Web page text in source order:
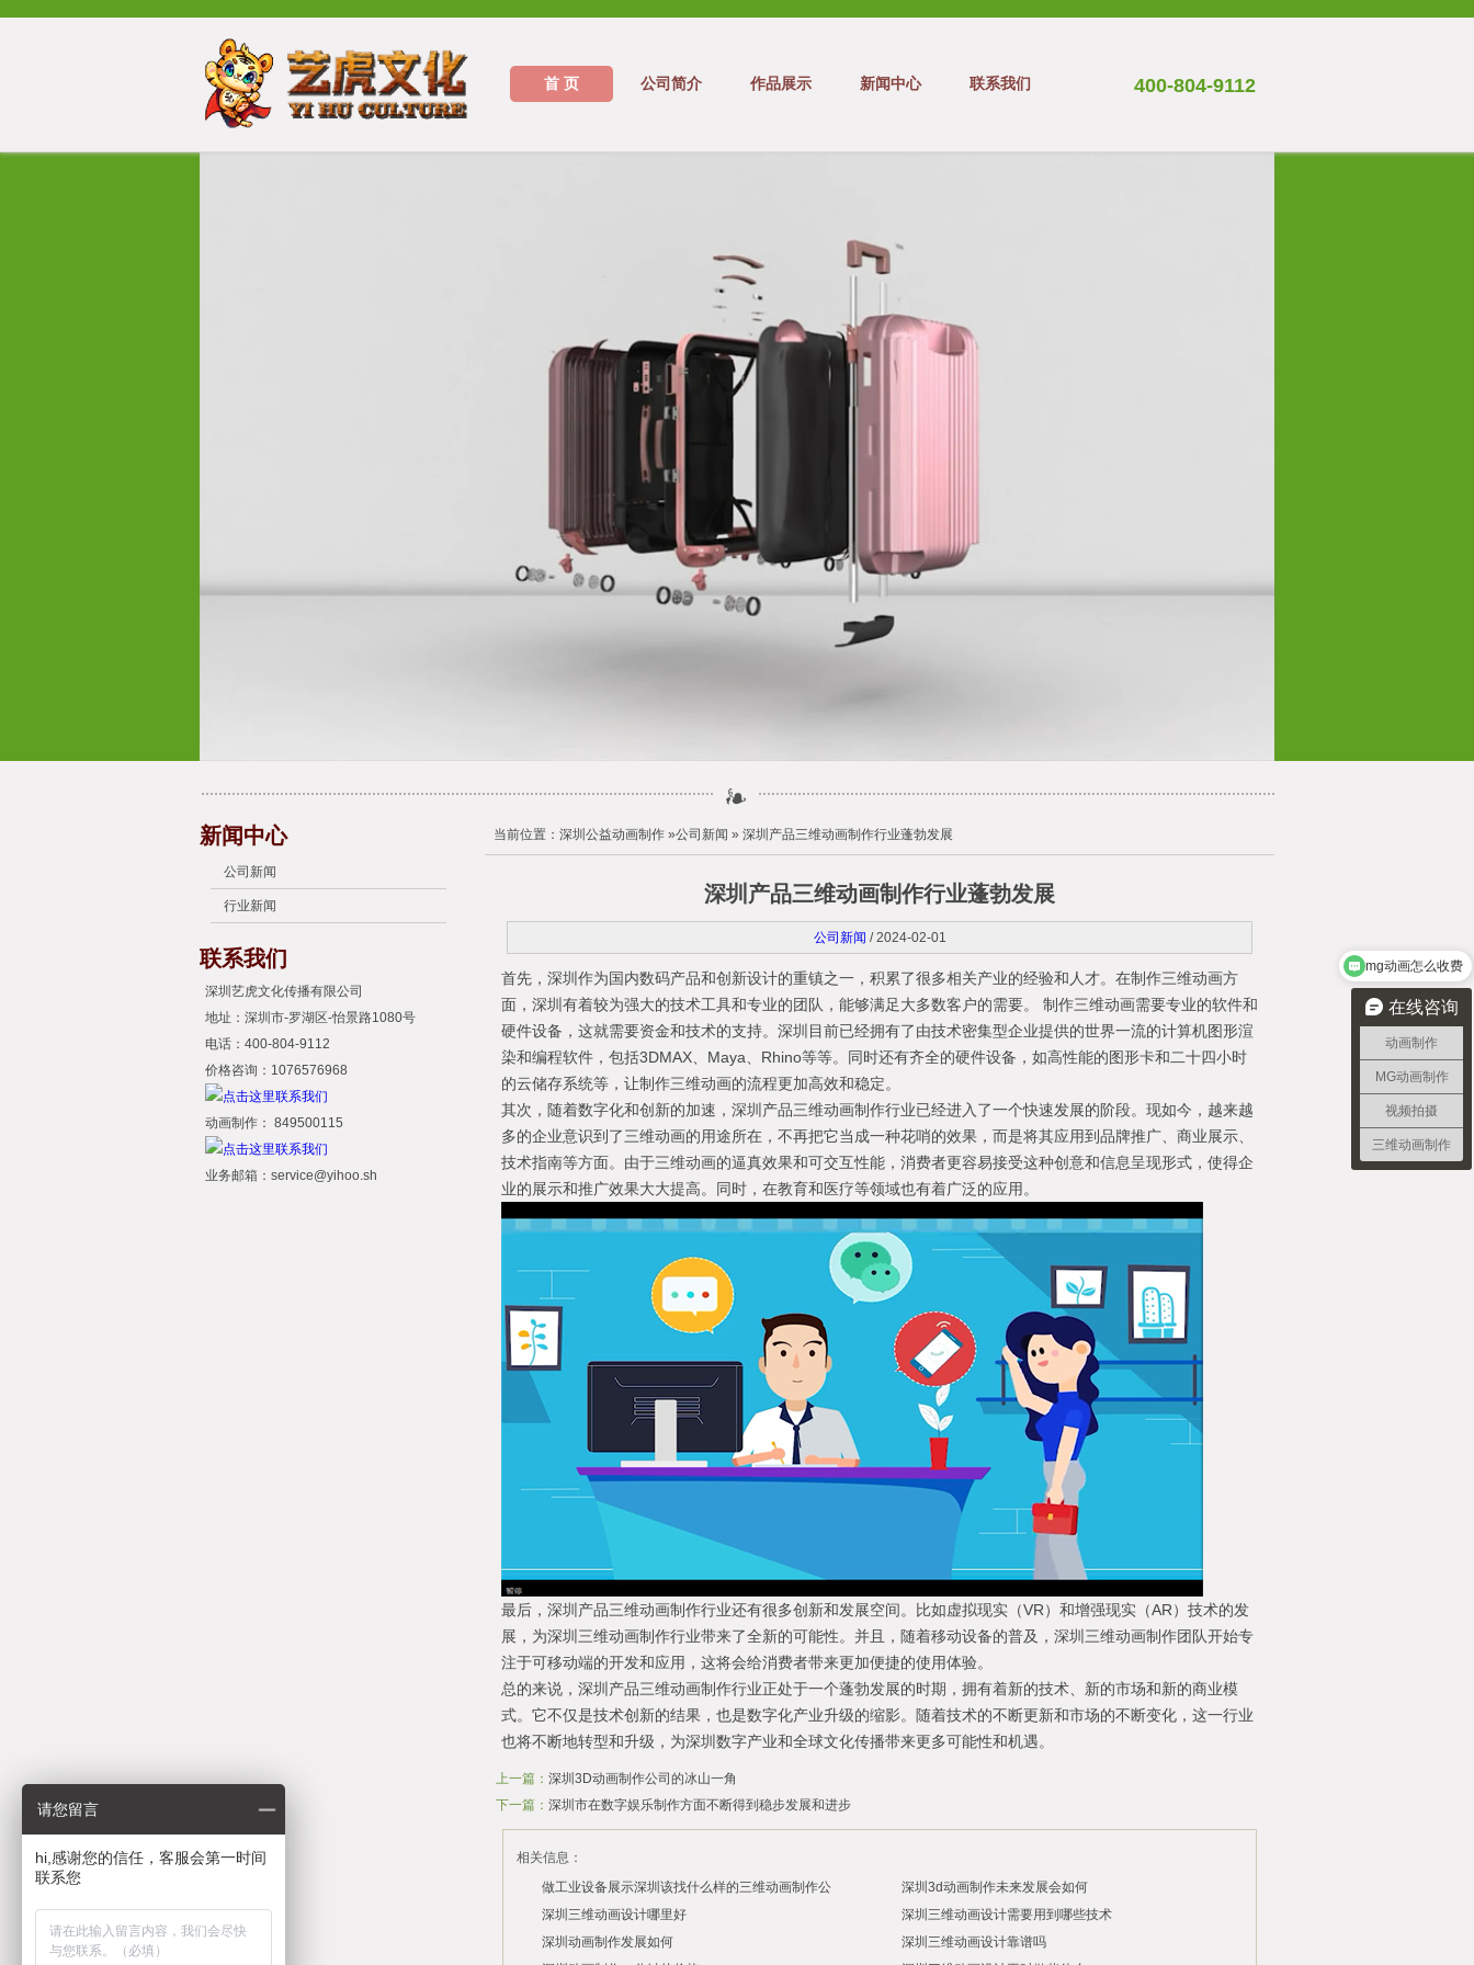
首 页 公司简介 作品展示 新闻中心 联系我们 400-804-9112
新闻中心
公司新闻
行业新闻
联系我们
深圳艺虎文化传播有限公司
地址：深圳市-罗湖区-怡景路1080号
电话：400-804-9112
价格咨询：1076576968
动画制作： 849500115
业务邮箱：service@yihoo.sh
当前位置： 深圳公益动画制作 »公司新闻 » 深圳产品三维动画制作行业蓬勃发展
深圳产品三维动画制作行业蓬勃发展
公司新闻 / 2024-02-01
首先，深圳作为国内数码产品和创新设计的重镇之一，积累了很多相关产业的经验和人才。在制作三维动画方
面，深圳有着较为强大的技术工具和专业的团队，能够满足大多数客户的需要。 制作三维动画需要专业的软件和
硬件设备，这就需要资金和技术的支持。深圳目前已经拥有了由技术密集型企业提供的世界一流的计算机图形渲
染和编程软件，包括3DMAX、Maya、Rhino等等。同时还有齐全的硬件设备，如高性能的图形卡和二十四小时
的云储存系统等，让制作三维动画的流程更加高效和稳定。
其次，随着数字化和创新的加速，深圳产品三维动画制作行业已经进入了一个快速发展的阶段。现如今，越来越
多的企业意识到了三维动画的用途所在，不再把它当成一种花哨的效果，而是将其应用到品牌推广、商业展示、
技术指南等方面。由于三维动画的逼真效果和可交互性能，消费者更容易接受这种创意和信息呈现形式，使得企
业的展示和推广效果大大提高。同时，在教育和医疗等领域也有着广泛的应用。
最后，深圳产品三维动画制作行业还有很多创新和发展空间。比如虚拟现实（VR）和增强现实（AR）技术的发
展，为深圳三维动画制作行业带来了全新的可能性。并且，随着移动设备的普及，深圳三维动画制作团队开始专
注于可移动端的开发和应用，这将会给消费者带来更加便捷的使用体验。
总的来说，深圳产品三维动画制作行业正处于一个蓬勃发展的时期，拥有着新的技术、新的市场和新的商业模
式。它不仅是技术创新的结果，也是数字化产业升级的缩影。随着技术的不断更新和市场的不断变化，这一行业
也将不断地转型和升级，为深圳数字产业和全球文化传播带来更多可能性和机遇。
上一篇： 深圳3D动画制作公司的冰山一角
下一篇： 深圳市在数字娱乐制作方面不断得到稳步发展和进步
相关信息：
做工业设备展示深圳该找什么样的三维动画制作公
司？
2026/07/21
深圳3d动画制作未来发展会如何
2026/03/11
深圳三维动画设计哪里好
2026/03/10
深圳三维动画设计需要用到哪些技术
2026/03/09
深圳动画制作发展如何
深圳三维动画设计靠谱吗
在线咨询
动画制作
MG动画制作
视频拍摄
三维动画制作
mg动画怎么收费
请您留言
hi,感谢您的信任，客服会第一时间
联系您